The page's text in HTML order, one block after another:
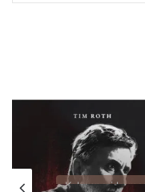
Kolumne i